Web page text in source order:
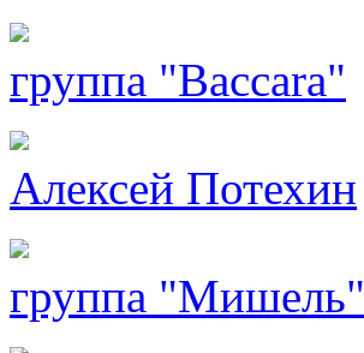
группа "Baccara"
Алексей Потехин
группа "Мишель"